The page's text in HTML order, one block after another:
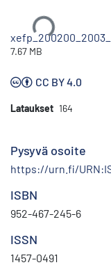
Ladataan...
7.67 MB
CC BY 4.0
Lataukset 164
Pysyvä osoite
https://urn.fi/
ISBN
952-467-245-6
ISSN
1457-0491